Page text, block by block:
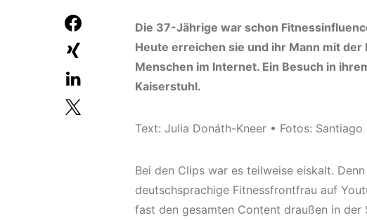
Die 37-Jährige war schon
Heute erreichen sie und ihr Mann mit
Menschen im Internet. Ein Besuch in
Kaiserstuhl.
Text: Julia Donáth-Kneer • Fotos: Santiago
Bei den Clips war es teilweise eiskalt.
deutschsprachige Fitnessfrontfrau auf
fast den gesamten Content draußen in der